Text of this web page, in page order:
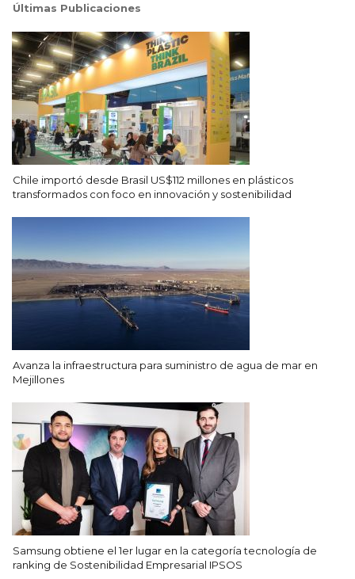
Últimas Publicaciones
Chile importó desde Brasil US$112 millones en plásticos
transformados con foco en innovación y sostenibilidad
Avanza la infraestructura para suministro de agua de mar en
Mejillones
Samsung obtiene el 1er lugar en la categoría tecnología de
ranking de Sostenibilidad Empresarial IPSOS